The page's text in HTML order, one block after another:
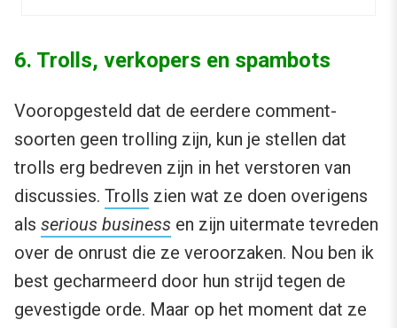
6. Trolls, verkopers en spambots
Vooropgesteld dat de eerdere comment-
soorten geen trolling zijn, kun je stellen dat
trolls erg bedreven zijn in het verstoren van
discussies. Trolls zien wat ze doen overigens
als serious business en zijn uitermate tevreden
over de onrust die ze veroorzaken. Nou ben ik
best gecharmeerd door hun strijd tegen de
gevestigde orde. Maar op het moment dat ze